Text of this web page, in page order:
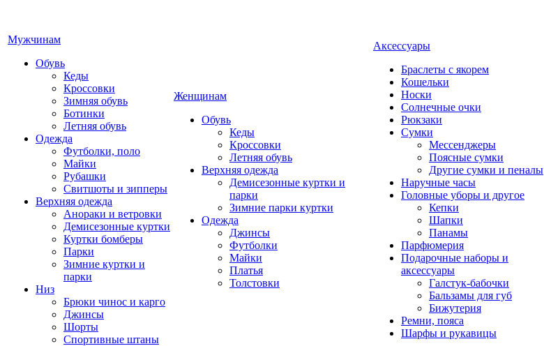
Мужчинам
Обувь
Кеды
Кроссовки
Зимняя обувь
Ботинки
Летняя обувь
Одежда
Футболки, поло
Майки
Рубашки
Свитшоты и зипперы
Верхняя одежда
Анораки и ветровки
Демисезонные куртки
Куртки бомберы
Парки
Зимние куртки и
парки
Низ
Брюки чинос и карго
Джинсы
Шорты
Спортивные штаны
Женщинам
Обувь
Кеды
Кроссовки
Летняя обувь
Верхняя одежда
Демисезонные куртки и
парки
Зимние парки куртки
Одежда
Джинсы
Футболки
Майки
Платья
Толстовки
Аксессуары
Браслеты с якорем
Кошельки
Носки
Солнечные очки
Рюкзаки
Сумки
Мессенджеры
Поясные сумки
Другие сумки и пеналы
Наручные часы
Головные уборы и другое
Кепки
Шапки
Панамы
Парфюмерия
Подарочные наборы и
аксессуары
Галстук-бабочки
Бальзамы для губ
Бижутерия
Ремни, пояса
Шарфы и рукавицы